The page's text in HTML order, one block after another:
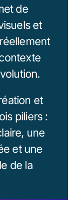
de
et
et
piliers :
une
et une
de la